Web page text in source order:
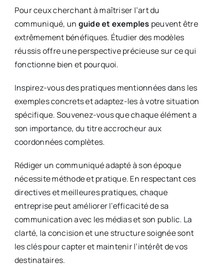
Pour ceux cherchant à maîtriser l’art du
communiqué, un guide et exemples peuvent être
extrêmement bénéfiques. Étudier des modèles
réussis offre une perspective précieuse sur ce qui
fonctionne bien et pourquoi.
Inspirez-vous des pratiques mentionnées dans les
exemples concrets et adaptez-les à votre situation
spécifique. Souvenez-vous que chaque élément a
son importance, du titre accrocheur aux
coordonnées complètes.
Rédiger un communiqué adapté à son époque
nécessite méthode et pratique. En respectant ces
directives et meilleures pratiques, chaque
entreprise peut améliorer l’efficacité de sa
communication avec les médias et son public. La
clarté, la concision et une structure soignée sont
les clés pour capter et maintenir l’intérêt de vos
destinataires.